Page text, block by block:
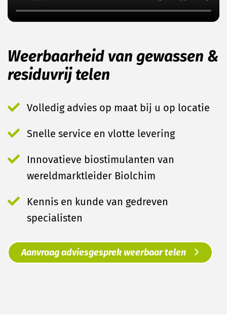
Weerbaarheid van gewassen &
residuvrij telen
Volledig advies op maat bij u op locatie
Snelle service en vlotte levering
Innovatieve biostimulanten van
wereldmarktleider Biolchim
Kennis en kunde van gedreven
specialisten
Aanvraag adviesgesprek weerbaar telen